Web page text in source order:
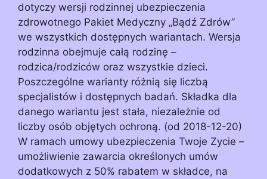
dotyczy wersji rodzinnej ubezpieczenia
zdrowotnego Pakiet Medyczny „Bądź Zdrów”
we wszystkich dostępnych wariantach. Wersja
rodzinna obejmuje całą rodzinę –
rodzica/rodziców oraz wszystkie dzieci.
Poszczególne warianty różnią się liczbą
specjalistów i dostępnych badań. Składka dla
danego wariantu jest stała, niezależnie od
liczby osób objętych ochroną. (od 2018-12-20)
W ramach umowy ubezpieczenia Twoje Zycie –
umożliwienie zawarcia określonych umów
dodatkowych z 50% rabatem w składce, na